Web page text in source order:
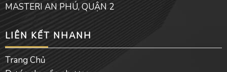
MASTERI AN PHÚ, QUẬN 2
LIÊN KẾT NHANH
Trang Chủ